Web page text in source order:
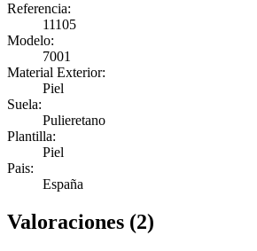
Referencia:
11105
Modelo:
7001
Material Exterior:
Piel
Suela:
Pulieretano
Plantilla:
Piel
Pais:
España
Valoraciones (2)